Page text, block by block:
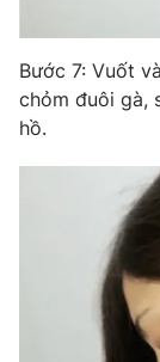
Bước 7: Vuốt
chỏm đuôi gà,
hồ.